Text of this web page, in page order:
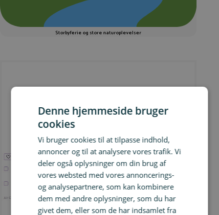
Storbyferie og store naturoplevelser
Billige fly til Toronto
Denne hjemmeside bruger
cookies
Vi bruger cookies til at tilpasse indhold,
annoncer og til at analysere vores trafik. Vi
deler også oplysninger om din brug af
vores websted med vores annoncerings-
og analysepartnere, som kan kombinere
dem med andre oplysninger, som du har
givet dem, eller som de har indsamlet fra